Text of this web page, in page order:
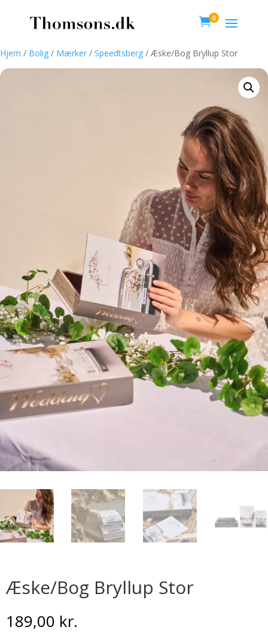
0
Hjem / Bolig / Mærker / Speedtsberg / Æske/Bog Bryllup Stor
Æske/Bog Bryllup Stor
189,00 kr.